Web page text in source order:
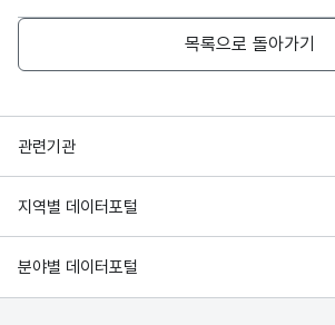
목록으로 돌아가기
관련기관
행정안전부
한국지능정보사회진흥원
국가정보자원관리원
지역별 데이터포털
서울 열린데이터광장
경기데이터드림
분야별 데이터포털
기상자료개방포털
국토교통부 공간정보오픈플랫폼